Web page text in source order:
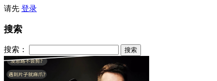
请先 登录
搜索
搜索：